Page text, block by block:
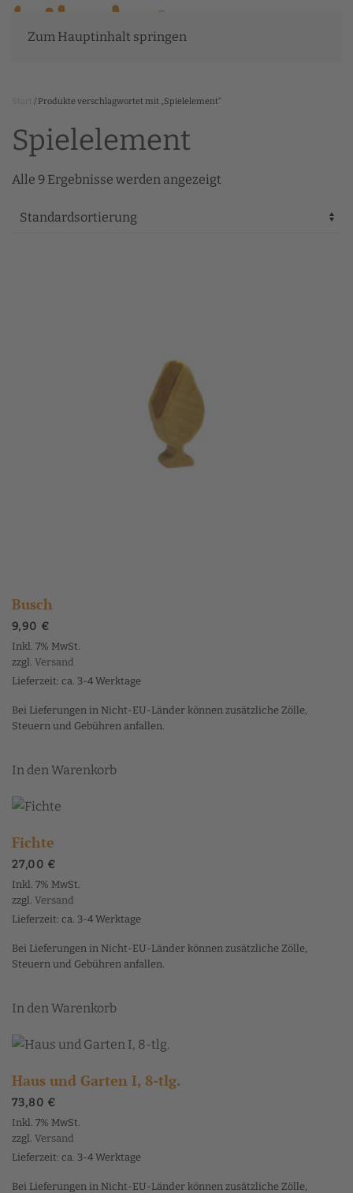
Zum Hauptinhalt springen
/ Produkte verschlagwortet mit „Spielelement“
Spielelement
Alle 9 Ergebnisse werden angezeigt
Busch
9,90 €
Inkl. 7% MwSt.
zzgl. Versand
Lieferzeit: ca. 3-4 Werktage
Bei Lieferungen in Nicht-EU-Länder können zusätzliche Zölle,
Steuern und Gebühren anfallen.
In den Warenkorb
Fichte
27,00 €
Inkl. 7% MwSt.
zzgl. Versand
Lieferzeit: ca. 3-4 Werktage
Bei Lieferungen in Nicht-EU-Länder können zusätzliche Zölle,
Steuern und Gebühren anfallen.
In den Warenkorb
Haus und Garten I, 8-tlg.
73,80 €
Inkl. 7% MwSt.
zzgl. Versand
Lieferzeit: ca. 3-4 Werktage
Bei Lieferungen in Nicht-EU-Länder können zusätzliche Zölle,